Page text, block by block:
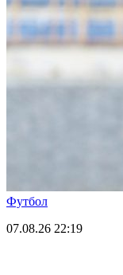
Футбол
07.08.26 22:19